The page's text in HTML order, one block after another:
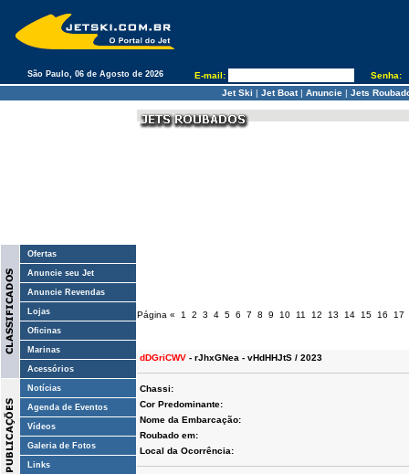
São Paulo, 06 de Agosto de 2026 E-mail:
Senha:
Jet Ski | Jet Boat| Anuncie| Jets
Ofertas
Anuncie seu Jet
Anuncie Revendas
Lojas
Oficinas
Marinas
Acessórios
Notícias
Agenda de Eventos
Vídeos
Galeria de Fotos
Links
Página « 1 2 3 4 5 6 7 8 9 10 11 12 13 14 15 16 17
dDGriCWV - rJhxGNea - vHdHHJtS / 2023
Chassi:
Cor Predominante:
Nome da Embarcação:
Roubado em:
Local da Ocorrência: